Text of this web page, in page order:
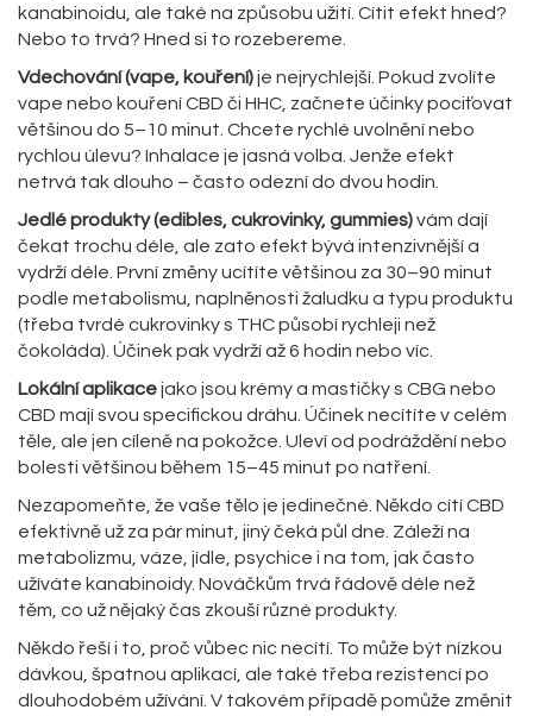
kanabinoidu, ale také na způsobu užití. Cítit efekt hned?
Nebo to trvá? Hned si to rozebereme.
Vdechování (vape, kouření)je nejrychlejší. Pokud zvolíte
vape nebo kouření CBD či HHC, začnete účinky pociťovat
většinou do 5–10 minut. Chcete rychlé uvolnění nebo
rychlou úlevu? Inhalace je jasná volba. Jenže efekt
netrvá tak dlouho – často odezní do dvou hodin.
Jedlé produkty (edibles, cukrovinky, gummies)vám dají
čekat trochu déle, ale zato efekt bývá intenzivnější a
vydrží déle. První změny ucítíte většinou za 30–90 minut
podle metabolismu, naplněnosti žaludku a typu produktu
(třeba tvrdé cukrovinky s THC působí rychleji než
čokoláda). Účinek pak vydrží až 6 hodin nebo víc.
Lokální aplikacejako jsou krémy a mastičky s CBG nebo
CBD mají svou specifickou dráhu. Účinek necítíte v celém
těle, ale jen cíleně na pokožce. Uleví od podráždění nebo
bolesti většinou během 15–45 minut po natření.
Nezapomeňte, že vaše tělo je jedinečné. Někdo cítí CBD
efektivně už za pár minut, jiný čeká půl dne. Záleží na
metabolizmu, váze, jídle, psychice i na tom, jak často
užíváte kanabinoidy. Nováčkům trvá řádově déle než
těm, co už nějaký čas zkouší různé produkty.
Někdo řeší i to, proč vůbec nic necítí. To může být nízkou
dávkou, špatnou aplikací, ale také třeba rezistencí po
dlouhodobém užívání. V takovém případě pomůže změnit